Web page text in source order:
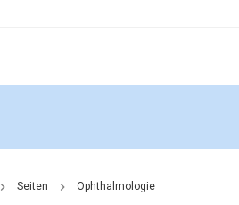
Seiten Ophthalmologie